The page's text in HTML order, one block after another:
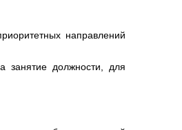
направлений
занятие должности, для